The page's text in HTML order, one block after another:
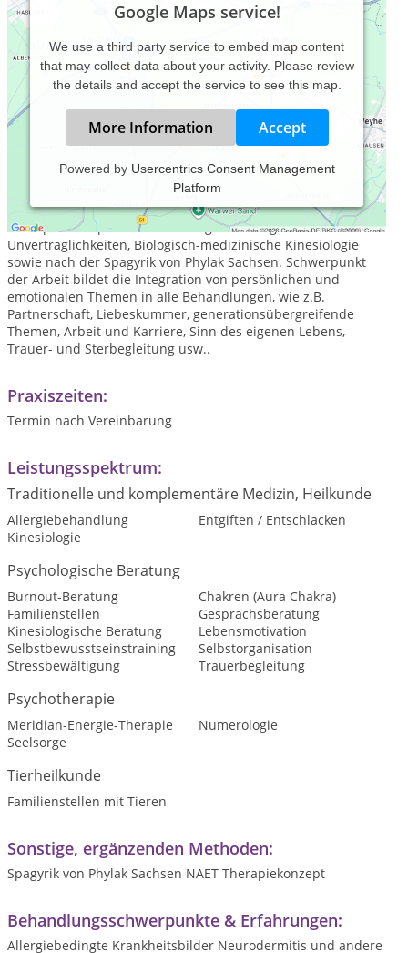
Google Maps service!
We use a third party service to embed map content
that may collect data about your activity. Please review
the details and accept the service to see this map.
More Information Accept
Powered by Usercentrics Consent Management
Platform
In der Heimatpraxis arbeitet die Heilpraktikerin Melanie
Prinner mit folgenden Therapiemethoden: NAET
Therapiekonzept zur Behandlung von Allergien und
Unverträglichkeiten, Biologisch-medizinische Kinesiologie
sowie nach der Spagyrik von Phylak Sachsen. Schwerpunkt
der Arbeit bildet die Integration von persönlichen und
emotionalen Themen in alle Behandlungen, wie z.B.
Partnerschaft, Liebeskummer, generationsübergreifende
Themen, Arbeit und Karriere, Sinn des eigenen Lebens,
Trauer- und Sterbegleitung usw..
Praxiszeiten:
Termin nach Vereinbarung
Leistungsspektrum:
Traditionelle und komplementäre Medizin, Heilkunde
Allergiebehandlung
Entgiften / Entschlacken
Kinesiologie
Psychologische Beratung
Burnout-Beratung
Chakren (Aura Chakra)
Familienstellen
Gesprächsberatung
Kinesiologische Beratung
Lebensmotivation
Selbstbewusstseinstraining
Selbstorganisation
Stressbewältigung
Trauerbegleitung
Psychotherapie
Meridian-Energie-Therapie
Numerologie
Seelsorge
Tierheilkunde
Familienstellen mit Tieren
Sonstige, ergänzenden Methoden:
Spagyrik von Phylak Sachsen NAET Therapiekonzept
Behandlungsschwerpunkte & Erfahrungen:
Allergiebedingte Krankheitsbilder Neurodermitis und andere